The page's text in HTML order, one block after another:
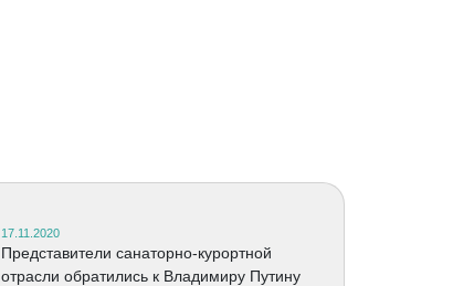
17.11.2020
Представители санаторно-курортной
отрасли обратились к Владимиру Путину